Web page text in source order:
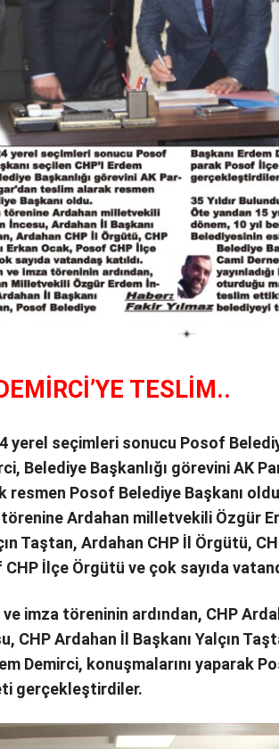
TESLİM..
yerel seçimleri sonucu Posof
Belediye Başkanlığı görevini AK
resmen Posof Belediye Başkanı
Ardahan milletvekili Özgür
Taştan, Ardahan CHP İl Örgütü,
İlçe Örgütü ve çok sayıda
ve imza töreninin ardından, CHP
CHP Ardahan İl Başkanı Yalçın
Demirci, konuşmalarını yaparak
gerçekleştirdiler.